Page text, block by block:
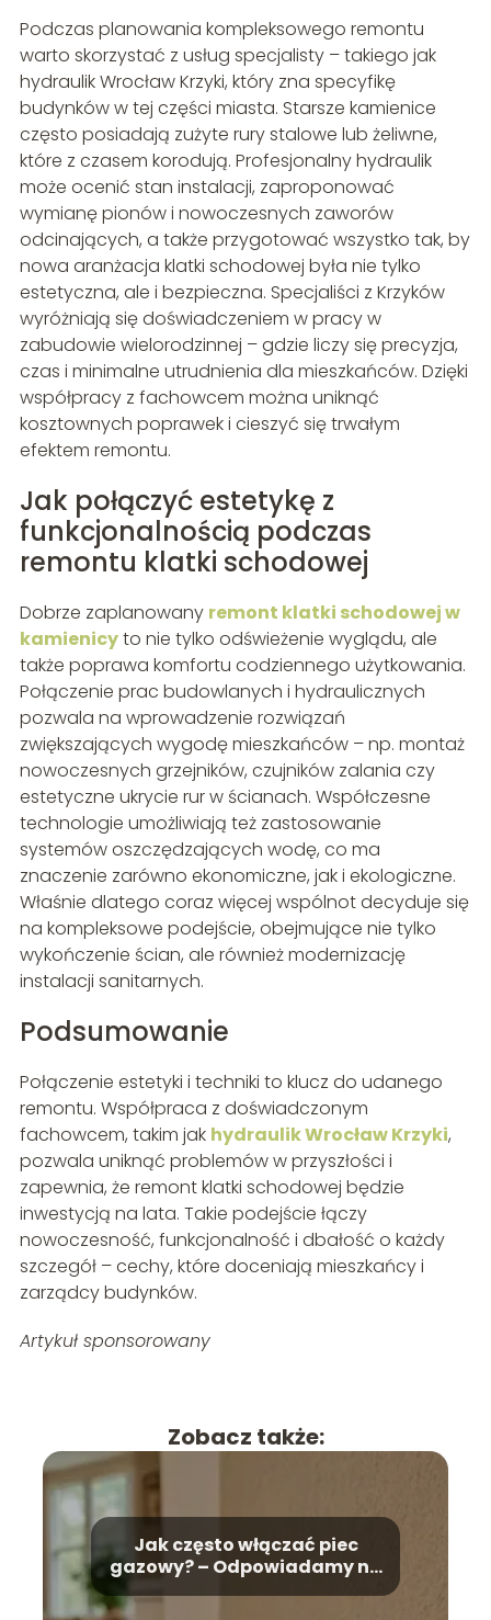
Podczas planowania kompleksowego remontu
warto skorzystać z usług specjalisty – takiego jak
hydraulik Wrocław Krzyki, który zna specyfikę
budynków w tej części miasta. Starsze kamienice
często posiadają zużyte rury stalowe lub żeliwne,
które z czasem korodują. Profesjonalny hydraulik
może ocenić stan instalacji, zaproponować
wymianę pionów i nowoczesnych zaworów
odcinających, a także przygotować wszystko tak, by
nowa aranżacja klatki schodowej była nie tylko
estetyczna, ale i bezpieczna. Specjaliści z Krzyków
wyróżniają się doświadczeniem w pracy w
zabudowie wielorodzinnej – gdzie liczy się precyzja,
czas i minimalne utrudnienia dla mieszkańców. Dzięki
współpracy z fachowcem można uniknąć
kosztownych poprawek i cieszyć się trwałym
efektem remontu.
Jak połączyć estetykę z
funkcjonalnością podczas
remontu klatki schodowej
Dobrze zaplanowany remont klatki schodowej w
kamienicyto nie tylko odświeżenie wyglądu, ale
także poprawa komfortu codziennego użytkowania.
Połączenie prac budowlanych i hydraulicznych
pozwala na wprowadzenie rozwiązań
zwiększających wygodę mieszkańców – np. montaż
nowoczesnych grzejników, czujników zalania czy
estetyczne ukrycie rur w ścianach. Współczesne
technologie umożliwiają też zastosowanie
systemów oszczędzających wodę, co ma
znaczenie zarówno ekonomiczne, jak i ekologiczne.
Właśnie dlatego coraz więcej wspólnot decyduje się
na kompleksowe podejście, obejmujące nie tylko
wykończenie ścian, ale również modernizację
instalacji sanitarnych.
Podsumowanie
Połączenie estetyki i techniki to klucz do udanego
remontu. Współpraca z doświadczonym
fachowcem, takim jak hydraulik Wrocław Krzyki,
pozwala uniknąć problemów w przyszłości i
zapewnia, że remont klatki schodowej będzie
inwestycją na lata. Takie podejście łączy
nowoczesność, funkcjonalność i dbałość o każdy
szczegół – cechy, które doceniają mieszkańcy i
zarządcy budynków.
Artykuł sponsorowany
Zobacz także:
Jak często włączać piec
gazowy? – Odpowiadamy na